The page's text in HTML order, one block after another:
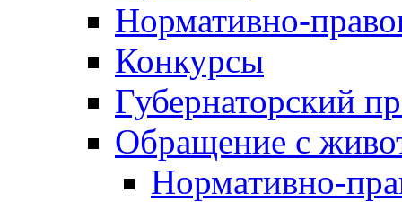
Нормативно-
Конкурсы
Губернаторский
Обращение с
Нормативно-